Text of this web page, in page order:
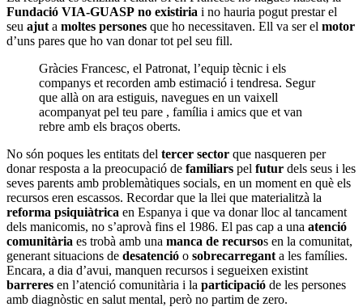
Fundació VIA-GUASP no existiria i no hauria pogut prestar el
seu ajut a moltes persones que ho necessitaven. Ell va ser el motor
d’uns pares que ho van donar tot pel seu fill.
Gràcies Francesc, el Patronat, l’equip tècnic i els
companys et recorden amb estimació i tendresa. Segur
que allà on ara estiguis, navegues en un vaixell
acompanyat pel teu pare , família i amics que et van
rebre amb els braços oberts.
No són poques les entitats del tercer sector que nasqueren per
donar resposta a la preocupació de familiars pel futur dels seus i les
seves parents amb problemàtiques socials, en un moment en què els
recursos eren escassos. Recordar que la llei que materialitzà la
reforma psiquiàtrica en Espanya i que va donar lloc al tancament
dels manicomis, no s’aprovà fins el 1986. El pas cap a una atenció
comunitària es trobà amb una manca de recursos en la comunitat,
generant situacions de desatenció o sobrecarregant a les famílies.
Encara, a dia d’avui, manquen recursos i segueixen existint
barreres en l’atenció comunitària i la participació de les persones
amb diagnòstic en salut mental, però no partim de zero.